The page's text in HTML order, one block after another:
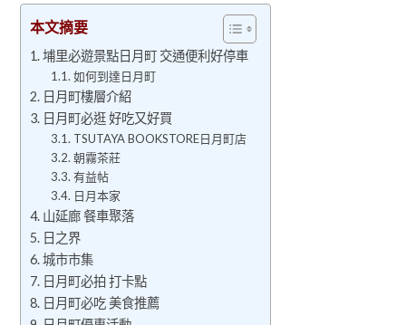
本文摘要
埔里必遊景點日月町 交通便利好停車
如何到達日月町
日月町樓層介紹
日月町必逛 好吃又好買
TSUTAYA BOOKSTORE日月町店
朝霧茶莊
有益帖
日月本家
山延廊 餐車聚落
日之界
城市市集
日月町必拍 打卡點
日月町必吃 美食推薦